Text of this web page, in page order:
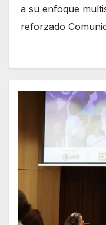
a su enfoque
reforzado